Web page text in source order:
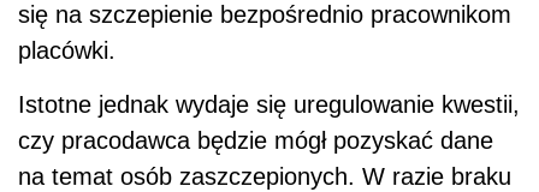
się na szczepienie bezpośrednio pracownikom
placówki.
Istotne jednak wydaje się uregulowanie kwestii,
czy pracodawca będzie mógł pozyskać dane
na temat osób zaszczepionych. W razie braku